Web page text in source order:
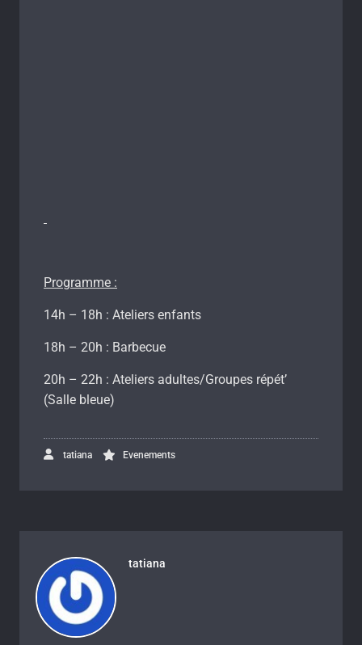
Programme :
14h – 18h : Ateliers enfants
18h – 20h : Barbecue
20h – 22h : Ateliers adultes/Groupes répét’
(Salle bleue)
tatiana Evenements
tatiana